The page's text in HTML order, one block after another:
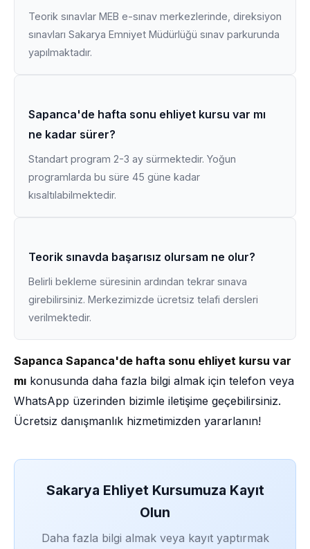
Teorik sınavlar MEB e-sınav merkezlerinde, direksiyon
sınavları Sakarya Emniyet Müdürlüğü sınav parkurunda
yapılmaktadır.
Sapanca'de hafta sonu ehliyet kursu var mı
ne kadar sürer?
Standart program 2-3 ay sürmektedir. Yoğun
programlarda bu süre 45 güne kadar
kısaltılabilmektedir.
Teorik sınavda başarısız olursam ne olur?
Belirli bekleme süresinin ardından tekrar sınava
girebilirsiniz. Merkezimizde ücretsiz telafi dersleri
verilmektedir.
Sapanca Sapanca'de hafta sonu ehliyet kursu var
mı konusunda daha fazla bilgi almak için telefon veya
WhatsApp üzerinden bizimle iletişime geçebilirsiniz.
Ücretsiz danışmanlık hizmetimizden yararlanın!
Sakarya Ehliyet Kursumuza Kayıt
Olun
Daha fazla bilgi almak veya kayıt yaptırmak